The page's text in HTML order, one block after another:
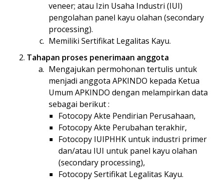
veneer; atau Izin Usaha Industri (IUI)
pengolahan panel kayu olahan (secondary
processing).
Memiliki Sertifikat Legalitas Kayu.
Tahapan proses penerimaan anggota
Mengajukan permohonan tertulis untuk
menjadi anggota APKINDO kepada Ketua
Umum APKINDO dengan melampirkan data
sebagai berikut :
Fotocopy Akte Pendirian Perusahaan,
Fotocopy Akte Perubahan terakhir,
Fotocopy IUIPHHK untuk industri primer
dan/atau IUI untuk panel kayu olahan
(secondary processing),
Fotocopy Sertifikat Legalitas Kayu.